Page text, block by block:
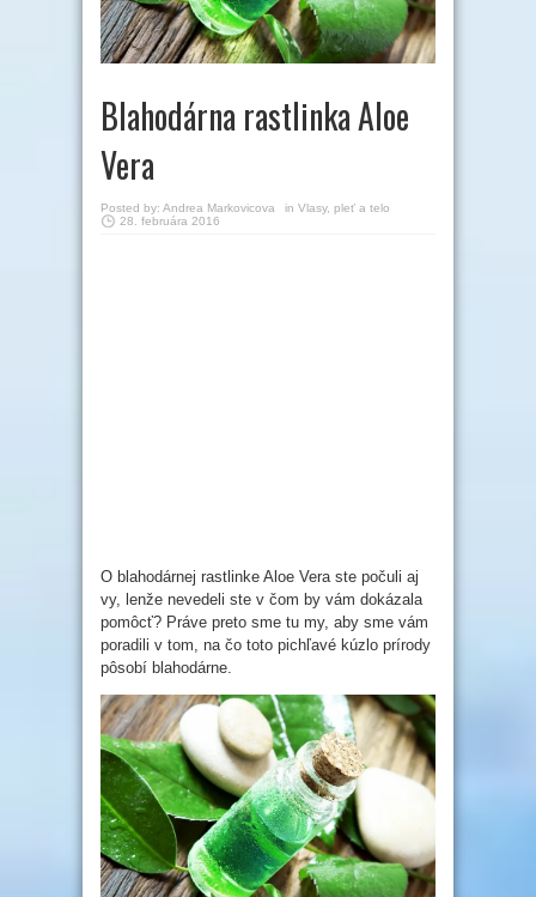
Blahodárna rastlinka Aloe
Vera
Posted by: Andrea Markovicova in Vlasy, pleť a telo
28. februára 2016
O blahodárnej rastlinke Aloe Vera ste počuli aj
vy, lenže nevedeli ste v čom by vám dokázala
pomôcť? Práve preto sme tu my, aby sme vám
poradili v tom, na čo toto pichľavé kúzlo prírody
pôsobí blahodárne.